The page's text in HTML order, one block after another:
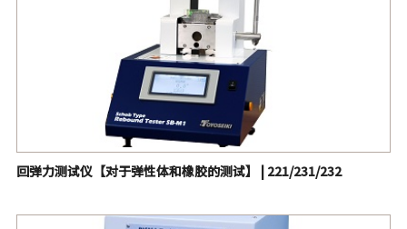
回弹力测试仪【对于弹性体和橡胶的测试】 | 221/231/232